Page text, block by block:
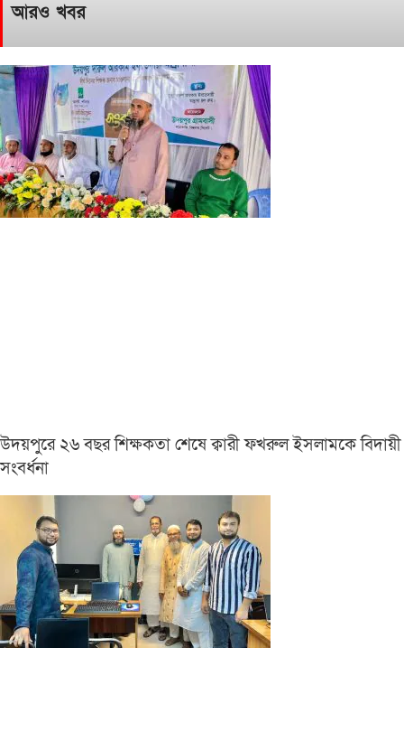
আরও খবর
উদয়পুরে ২৬ বছর শিক্ষকতা শেষে ক্বারী ফখরুল ইসলামকে বিদায়ী
সংবর্ধনা